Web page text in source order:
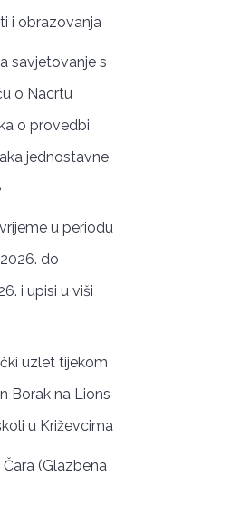
i obrazovanja
savjetovanje s
o Nacrtu
o provedbi
jednostavne
u periodu
do
i upisi u viši
uzlet tijekom
Borak na Lions
u Križevcima
Čara (Glazbena